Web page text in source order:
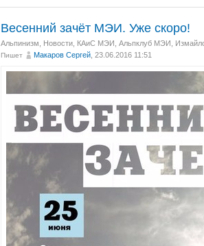
Весенний зачёт МЭИ. Уже скоро!
Альпинизм Новости КАиС МЭИ Альпклуб МЭИ
Пишет Макаров Сергей , 23.06.2016 11:51